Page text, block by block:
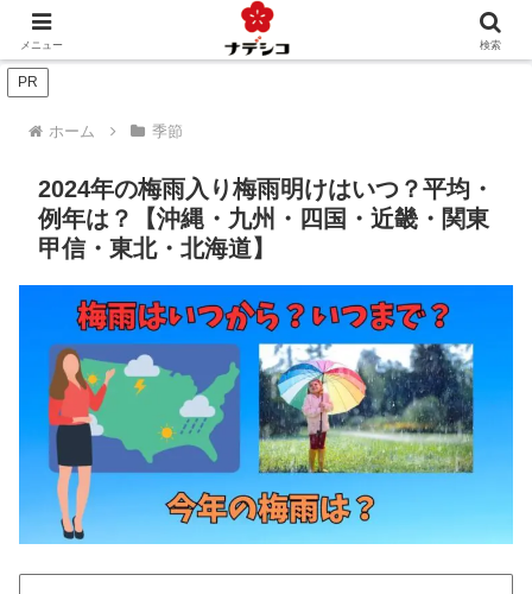
年中行事（季節） 年中行事（人生） おくりもの
PR
ホーム 季節
2024年の梅雨入り梅雨明けはいつ？平均・
例年は？【沖縄・九州・四国・近畿・関東
甲信・東北・北海道】
メニュー 検索